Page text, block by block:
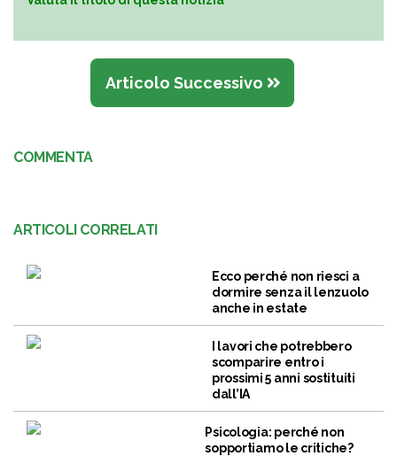
Articolo Successivo
COMMENTA
ARTICOLI CORRELATI
Ecco perché non riesci a
dormire senza il lenzuolo
anche in estate
I lavori che potrebbero
scomparire entro i
prossimi 5 anni sostituiti
dall’IA
Psicologia: perché non
sopportiamo le critiche?